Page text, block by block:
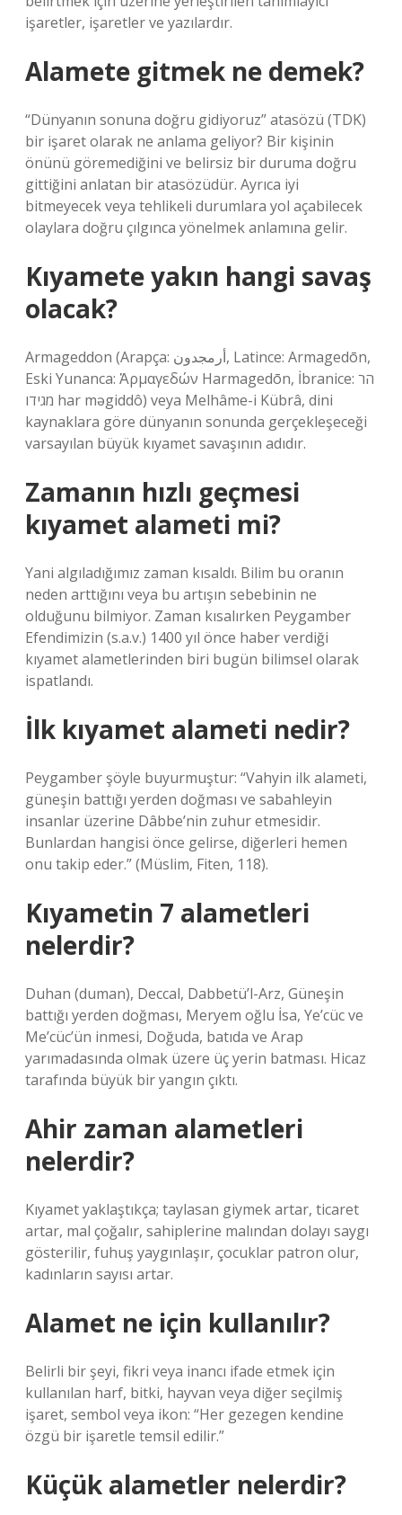
işaretler, işaretler ve yazılardır.
Alamete gitmek ne demek?
“Dünyanın sonuna doğru gidiyoruz” atasözü (TDK)
bir işaret olarak ne anlama geliyor? Bir kişinin
önünü göremediğini ve belirsiz bir duruma doğru
gittiğini anlatan bir atasözüdür. Ayrıca iyi
bitmeyecek veya tehlikeli durumlara yol açabilecek
olaylara doğru çılgınca yönelmek anlamına gelir.
Kıyamete yakın hangi savaş
olacak?
Armageddon (Arapça: أرمجدون, Latince: Armagedōn,
Eski Yunanca: Ἁρμαγεδών Harmagedōn, İbranice: הר
מגידו‎ har məgiddô) veya Melhâme-i Kübrâ, dini
kaynaklara göre dünyanın sonunda gerçekleşeceği
varsayılan büyük kıyamet savaşının adıdır.
Zamanın hızlı geçmesi
kıyamet alameti mi?
Yani algıladığımız zaman kısaldı. Bilim bu oranın
neden arttığını veya bu artışın sebebinin ne
olduğunu bilmiyor. Zaman kısalırken Peygamber
Efendimizin (s.a.v.) 1400 yıl önce haber verdiği
kıyamet alametlerinden biri bugün bilimsel olarak
ispatlandı.
İlk kıyamet alameti nedir?
Peygamber şöyle buyurmuştur: “Vahyin ilk alameti,
güneşin battığı yerden doğması ve sabahleyin
insanlar üzerine Dâbbe’nin zuhur etmesidir.
Bunlardan hangisi önce gelirse, diğerleri hemen
onu takip eder.” (Müslim, Fiten, 118).
Kıyametin 7 alametleri
nelerdir?
Duhan (duman), Deccal, Dabbetü’l-Arz, Güneşin
battığı yerden doğması, Meryem oğlu İsa, Ye’cüc ve
Me’cüc’ün inmesi, Doğuda, batıda ve Arap
yarımadasında olmak üzere üç yerin batması. Hicaz
tarafında büyük bir yangın çıktı.
Ahir zaman alametleri
nelerdir?
Kıyamet yaklaştıkça; taylasan giymek artar, ticaret
artar, mal çoğalır, sahiplerine malından dolayı saygı
gösterilir, fuhuş yaygınlaşır, çocuklar patron olur,
kadınların sayısı artar.
Alamet ne için kullanılır?
Belirli bir şeyi, fikri veya inancı ifade etmek için
kullanılan harf, bitki, hayvan veya diğer seçilmiş
işaret, sembol veya ikon: “Her gezegen kendine
özgü bir işaretle temsil edilir.”
Küçük alametler nelerdir?